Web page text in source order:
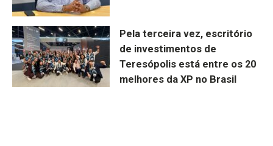
Pela terceira vez, escritório
de investimentos de
Teresópolis está entre os 20
melhores da XP no Brasil